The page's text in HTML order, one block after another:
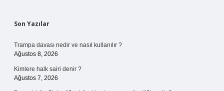
Sidebar
Son Yazılar
Trampa davası nedir ve nasıl kullanılır ?
Ağustos 8, 2026
Kimlere halk sairi denir ?
Ağustos 7, 2026